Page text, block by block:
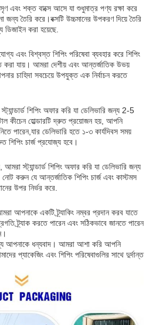
এবং শক্ত বাক্সে আসে যা শুধুমাত্র পণ্য রক্ষা করে
তৈরি করে।বক্সটি উচ্চমানের উপকরণ দিয়ে তৈরি
ডিজাইন করা হয়েছে.
এবং বিশ্বস্ত শিপিং পরিষেবা ব্যবহার করে শিপিং
করা যায়। আমরা দেশীয় এবং আন্তর্জাতিক উভয়
চাহিদা সবচেয়ে উপযুক্ত এক নির্বাচন করতে
শিপিং অফার করি যা ডেলিভারি জন্য 2-5
কীচেন হোল্ডারটি দ্রুত প্রয়োজন হয়, আপনি
পারেন,যার ডেলিভারি হতে ১-৩ কার্যদিবস সময়
শিপিং চার্জ প্রযোজ্য হবে।
স্ট্যান্ডার্ড শিপিং অফার করি যা ডেলিভারি জন্য
করুন যে আন্তর্জাতিক শিপিং চার্জ এবং কাস্টমস
উপর নির্ভর করে.
আপনাকে একটি ট্র্যাকিং নম্বর প্রদান করব যাতে
ট্র্যাক করতে পারেন এবং সঠিকভাবে জানতে পারেন
আপনাকে ধন্যবাদ। আমরা আশা করি আপনি
প্যাকেজিং এবং শিপিং পরিষেবাগুলির সাথে দুর্দান্ত